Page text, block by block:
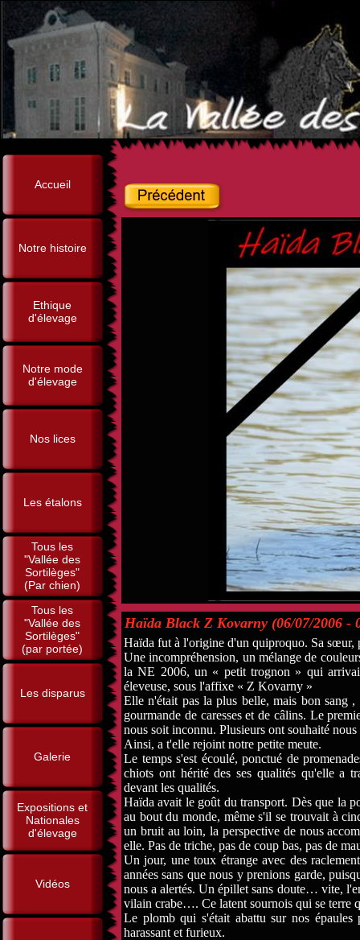
Accueil
Notre histoire
Ethique
d'élevage
Notre mode
d'élevage
Nos lices
Les étalons
Tous les
"Vallée des
Sortilèges"
(Par chien)
Tous les
"Vallée des
Sortilèges"
(par portée)
Les disparus
Galerie
Expositions et
Nationales
d'élevage
Vidéos
Haïda Black Z Kovarny (06/07/2006 -
Haïda fut à l'origine d'un quiproquo. Sa sœur,
Une incompréhension, un mélange de
la NE 2006, un « petit trognon » qui
éleveuse, sous l'affixe « Z Kovarny »
Elle n'était pas la plus belle, mais bon sang
gourmande de caresses et de câlins. Le
nous soit inconnu. Plusieurs ont souhaité
Ainsi, a t'elle rejoint notre petite meute.
Le temps s'est écoulé, ponctué de
chiots ont hérité des ses qualités qu'elle a
devant les qualités.
Haïda avait le goût du transport. Dès que la
au bout du monde, même s'il se trouvait à
un bruit au loin, la perspective de nous
elle. Pas de triche, pas de coup bas, pas de
Un jour, une toux étrange avec des
années sans que nous y prenions garde,
nous a alertés. Un épillet sans doute… vite,
vilain crabe…. Ce latent sournois qui se terre
Le plomb qui s'était abattu sur nos épaules
harassant et furieux.